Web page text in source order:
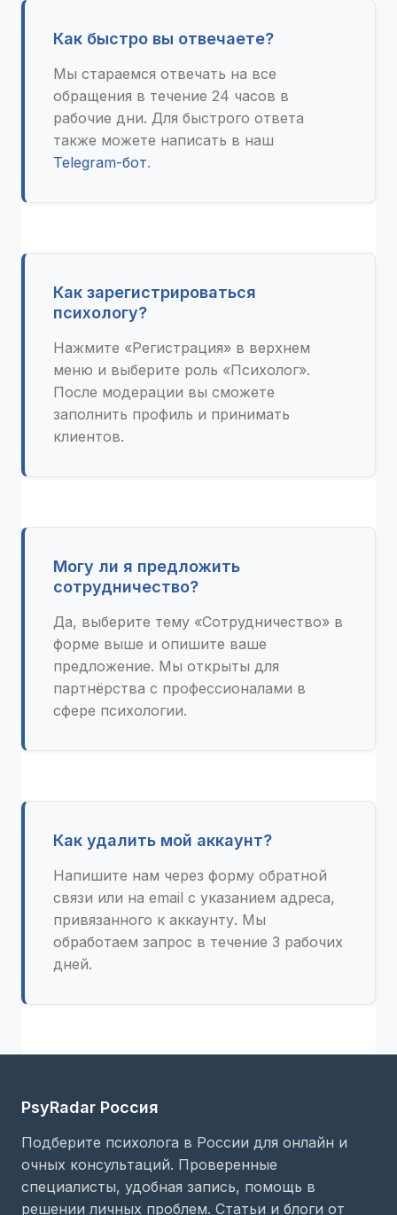
Как быстро вы отвечаете?
Мы стараемся отвечать на все
обращения в течение 24 часов в
рабочие дни. Для быстрого ответа
также можете написать в наш
Telegram-бот.
Как зарегистрироваться
психологу?
Нажмите «Регистрация» в верхнем
меню и выберите роль «Психолог».
После модерации вы сможете
заполнить профиль и принимать
клиентов.
Могу ли я предложить
сотрудничество?
Да, выберите тему «Сотрудничество» в
форме выше и опишите ваше
предложение. Мы открыты для
партнёрства с профессионалами в
сфере психологии.
Как удалить мой аккаунт?
Напишите нам через форму обратной
связи или на email с указанием адреса,
привязанного к аккаунту. Мы
обработаем запрос в течение 3 рабочих
дней.
PsyRadar Россия
Подберите психолога в России для онлайн и
очных консультаций. Проверенные
специалисты, удобная запись, помощь в
решении личных проблем. Статьи и блоги от